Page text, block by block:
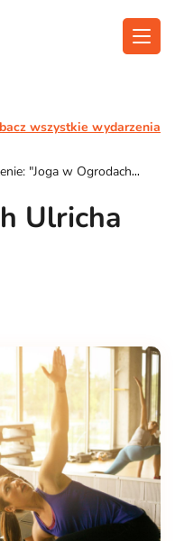
wszystkie wydarzenia
"Joga w Ogrodach
Ulricha